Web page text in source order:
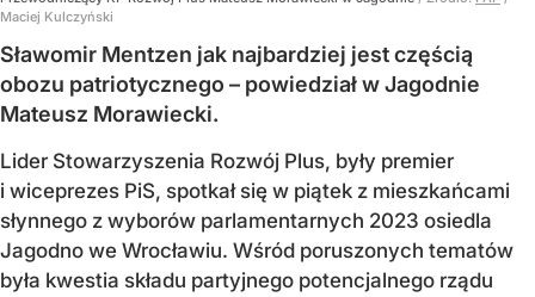
Maciej Kulczyński
Sławomir Mentzen jak najbardziej jest częścią
obozu patriotycznego – powiedział w Jagodnie
Mateusz Morawiecki.
Lider Stowarzyszenia Rozwój Plus, były premier
i wiceprezes PiS, spotkał się w piątek z mieszkańcami
słynnego z wyborów parlamentarnych 2023 osiedla
Jagodno we Wrocławiu. Wśród poruszonych tematów
była kwestia składu partyjnego potencjalnego rządu